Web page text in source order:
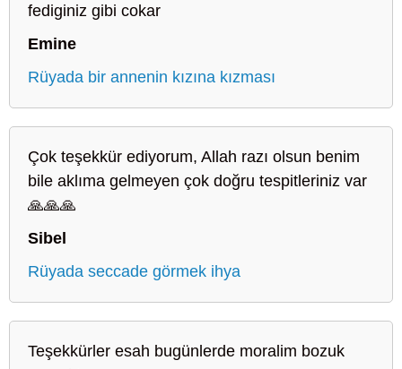
fediginiz gibi cokar
Emine
Rüyada bir annenin kızına kızması
Çok teşekkür ediyorum, Allah razı olsun benim
bile aklıma gelmeyen çok doğru tespitleriniz var
🙏🙏🙏
Sibel
Rüyada seccade görmek ihya
Teşekkürler esah bugünlerde moralim bozuk